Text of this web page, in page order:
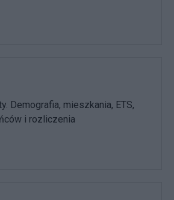
Demografia, mieszkania, ETS,
i rozliczenia